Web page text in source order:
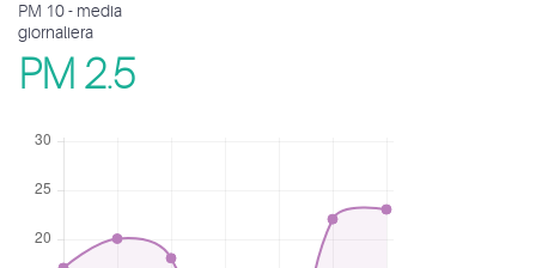
PM 10 - media
giornaliera
PM 2.5